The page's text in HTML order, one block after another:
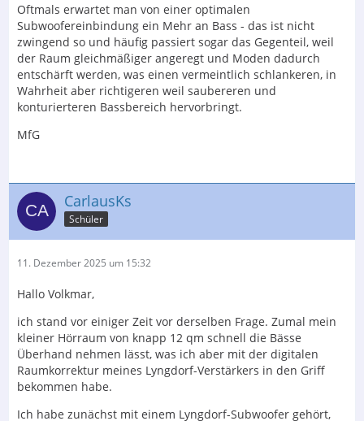
Oftmals erwartet man von einer optimalen
Subwoofereinbindung ein Mehr an Bass - das ist nicht
zwingend so und häufig passiert sogar das Gegenteil, weil
der Raum gleichmäßiger angeregt und Moden dadurch
entschärft werden, was einen vermeintlich schlankeren, in
Wahrheit aber richtigeren weil saubereren und
konturierteren Bassbereich hervorbringt.
MfG
CarlausKs
Schüler
11. Dezember 2025 um 15:32
Hallo Volkmar,
ich stand vor einiger Zeit vor derselben Frage. Zumal mein
kleiner Hörraum von knapp 12 qm schnell die Bässe
Überhand nehmen lässt, was ich aber mit der digitalen
Raumkorrektur meines Lyngdorf-Verstärkers in den Griff
bekommen habe.
Ich habe zunächst mit einem Lyngdorf-Subwoofer gehört,